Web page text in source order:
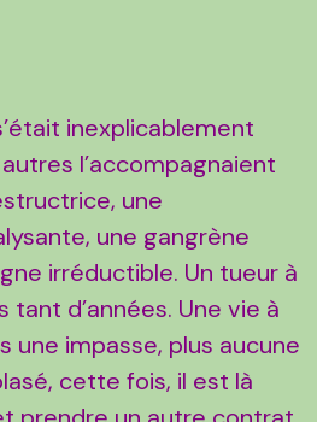
inexplicablement
l’accompagnaient
une
une gangrène
irréductible. Un tueur à
d’années. Une vie à
une impasse, plus aucune
cette fois, il est là